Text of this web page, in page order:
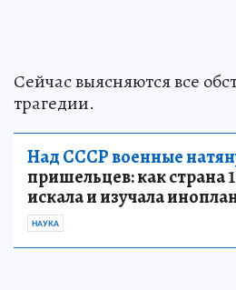
Сейчас выясняются все
трагедии.
Над СССР военные
пришельцев: как страна
искала и изучала
НАУКА